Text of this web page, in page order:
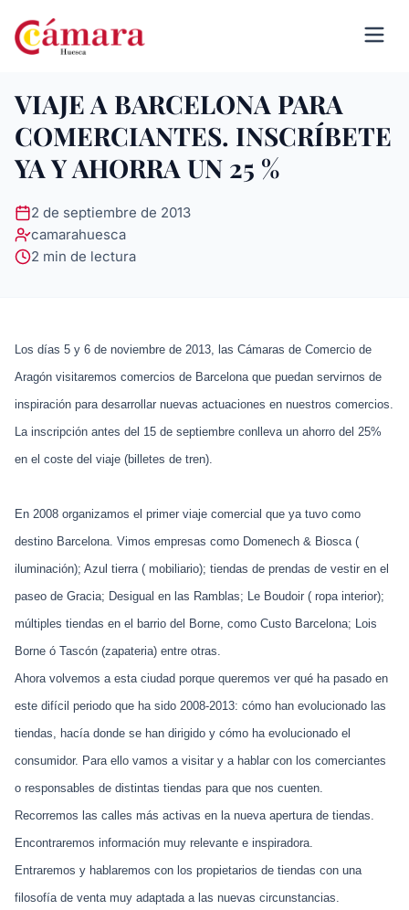
VIAJE A BARCELONA PARA
COMERCIANTES. INSCRÍBETE
YA Y AHORRA UN 25 %
2 de septiembre de 2013
camarahuesca
2 min de lectura
Los días 5 y 6 de noviembre de 2013, las Cámaras de Comercio de
Aragón visitaremos comercios de Barcelona que puedan servirnos de
inspiración para desarrollar nuevas actuaciones en nuestros comercios.
La inscripción antes del 15 de septiembre conlleva un ahorro del 25%
en el coste del viaje (billetes de tren).
En 2008 organizamos el primer viaje comercial que ya tuvo como
destino Barcelona. Vimos empresas como Domenech & Biosca (
iluminación); Azul tierra ( mobiliario); tiendas de prendas de vestir en el
paseo de Gracia; Desigual en las Ramblas; Le Boudoir ( ropa interior);
múltiples tiendas en el barrio del Borne, como Custo Barcelona; Lois
Borne ó Tascón (zapateria) entre otras.
Ahora volvemos a esta ciudad porque queremos ver qué ha pasado en
este difícil periodo que ha sido 2008-2013: cómo han evolucionado las
tiendas, hacía donde se han dirigido y cómo ha evolucionado el
consumidor. Para ello vamos a visitar y a hablar con los comerciantes
o responsables de distintas tiendas para que nos cuenten.
Recorremos las calles más activas en la nueva apertura de tiendas.
Encontraremos información muy relevante e inspiradora.
Entraremos y hablaremos con los propietarios de tiendas con una
filosofía de venta muy adaptada a las nuevas circunstancias.